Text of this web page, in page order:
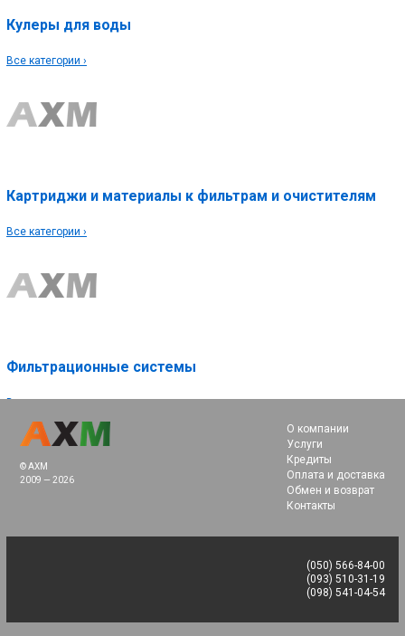
Кулеры для воды
Все категории ›
Картриджи и материалы к фильтрам и очистителям
Все категории ›
Фильтрационные системы
Все категории ›
© AXM
2009 — 2026
О компании
Услуги
Кредиты
Оплата и доставка
Обмен и возврат
Контакты
(050) 566-84-00
(093) 510-31-19
(098) 541-04-54